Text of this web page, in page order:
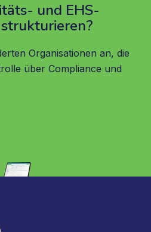
und EHS-
Organisationen an, die
über Compliance und